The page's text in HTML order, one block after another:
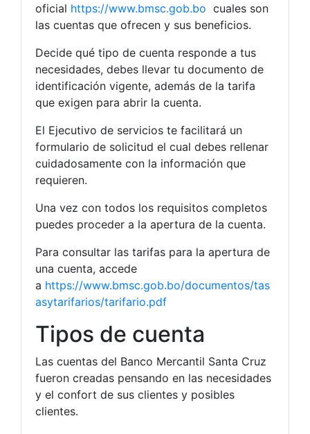
oficial https://www.bmsc.gob.bo cuales son
las cuentas que ofrecen y sus beneficios.
Decide qué tipo de cuenta responde a tus
necesidades, debes llevar tu documento de
identificación vigente, además de la tarifa
que exigen para abrir la cuenta.
El Ejecutivo de servicios te facilitará un
formulario de solicitud el cual debes rellenar
cuidadosamente con la información que
requieren.
Una vez con todos los requisitos completos
puedes proceder a la apertura de la cuenta.
Para consultar las tarifas para la apertura de
una cuenta, accede
a https://www.bmsc.gob.bo/documentos/tas
asytarifarios/tarifario.pdf
Tipos de cuenta
Las cuentas del Banco Mercantil Santa Cruz
fueron creadas pensando en las necesidades
y el confort de sus clientes y posibles
clientes.